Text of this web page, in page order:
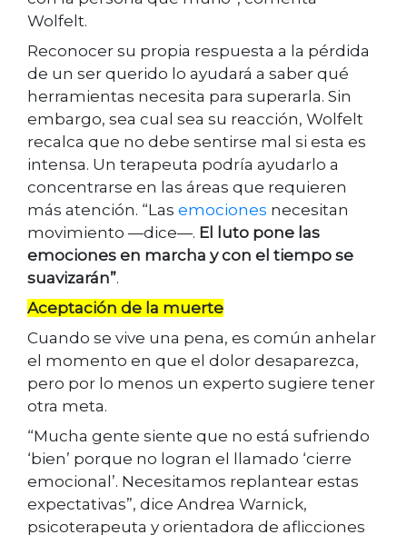
Wolfelt.
Reconocer su propia respuesta a la pérdida
de un ser querido lo ayudará a saber qué
herramientas necesita para superarla. Sin
embargo, sea cual sea su reacción, Wolfelt
recalca que no debe sentirse mal si esta es
intensa. Un terapeuta podría ayudarlo a
concentrarse en las áreas que requieren
más atención. “Las emociones necesitan
movimiento —dice—. El luto pone las
emociones en marcha y con el tiempo se
suavizarán”.
Aceptación de la muerte
Cuando se vive una pena, es común anhelar
el momento en que el dolor desaparezca,
pero por lo menos un experto sugiere tener
otra meta.
“Mucha gente siente que no está sufriendo
‘bien’ porque no logran el llamado ‘cierre
emocional’. Necesitamos replantear estas
expectativas”, dice Andrea Warnick,
psicoterapeuta y orientadora de aflicciones